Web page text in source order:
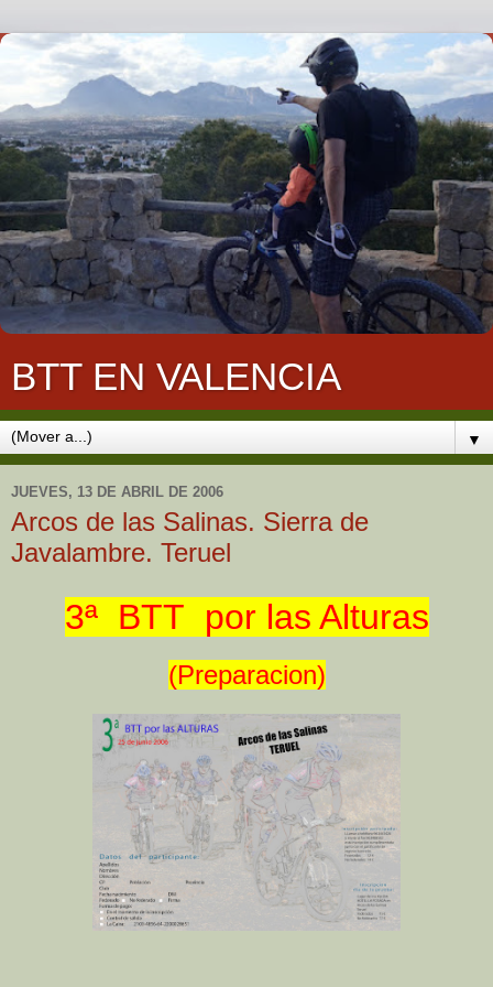
BTT EN VALENCIA
▼
JUEVES, 13 DE ABRIL DE 2006
Arcos de las Salinas. Sierra de
Javalambre. Teruel
3ª BTT por las Alturas
(Preparacion)